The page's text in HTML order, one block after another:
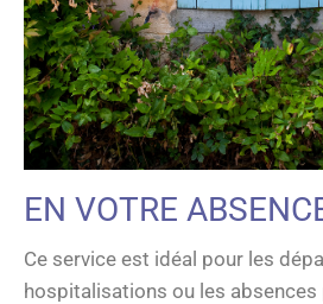
EN VOTRE
Ce service est idéal pour les
hospitalisations ou les absences